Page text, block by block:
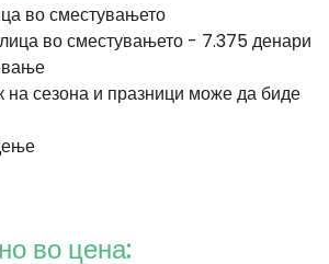
во сместувањето
во сместувањето - 7.375 денари
на сезона и празници може да биде
во цена: